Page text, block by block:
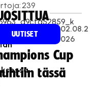
239
UUTISET
02.08.2
026
Cup
tässä